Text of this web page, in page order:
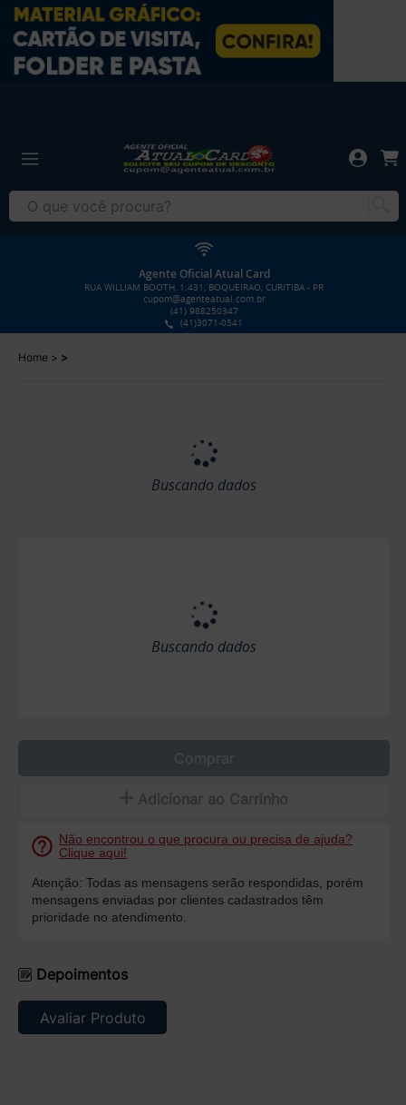
Agente Oficial Atual Card
RUA WILLIAM BOOTH, 1.431, BOQUEIRAO, CURITIBA - PR
cupom@agenteatual.com.br
(41) 988250347
(41)3071-0541
Home
Buscando dados
Buscando dados
Comprar
Adicionar ao Carrinho
Não encontrou o que procura ou precisa de ajuda?
Clique aqui!
Atenção: Todas as mensagens serão respondidas, porém
mensagens enviadas por clientes cadastrados têm
prioridade no atendimento.
Depoimentos
Avaliar Produto